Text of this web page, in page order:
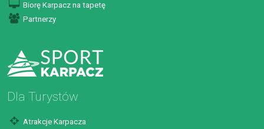
Biorę Karpacz na tapetę
Partnerzy
Dla Turystów
Atrakcje Karpacza